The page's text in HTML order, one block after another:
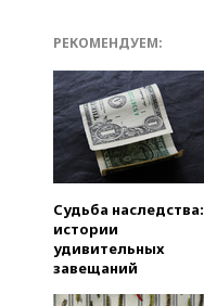
РЕКОМЕНДУЕМ:
Судьба наследства:
истории
удивительных
завещаний